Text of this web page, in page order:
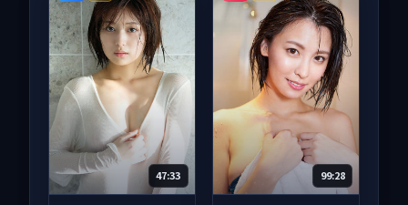
47:33 99:28